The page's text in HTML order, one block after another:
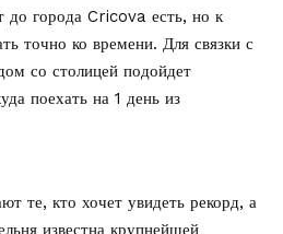
до города Cricova есть, но к
точно ко времени. Для связки с
со столицей подойдет
поехать на 1 день из
те, кто хочет увидеть рекорд, а
известна крупнейшей